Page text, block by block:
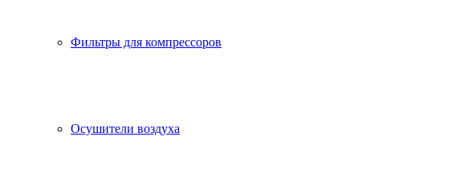
Фильтры для компрессоров
Осушители воздуха